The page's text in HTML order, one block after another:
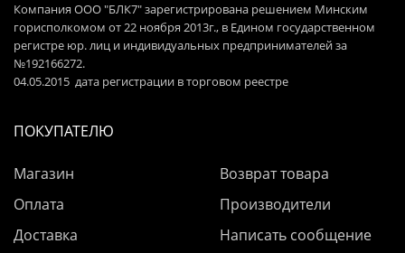
Компания ООО "БЛК7" зарегистрирована решением Минским
горисполкомом от 22 ноября 2013г., в Едином государственном
регистре юр. лиц и индивидуальных предпринимателей за
№192166272.
04.05.2015 дата регистрации в торговом реестре
ПОКУПАТЕЛЮ
Магазин
Оплата
Доставка
Возврат товара
Производители
Написать сообщение